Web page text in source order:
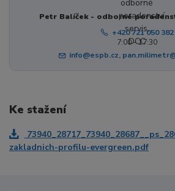
Petr Balíček - odborné
+420 721 050 382
7:00 - 17:30
info@espb.cz,
Ke stažení
zakladnich-profilu-evergreen.pdf